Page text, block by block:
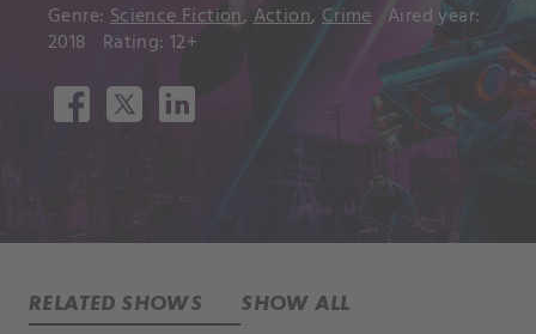
Genre: Science Fiction, Action, Crime Aired year:
2018
Rating: 12+
RELATED SHOWS SHOW ALL